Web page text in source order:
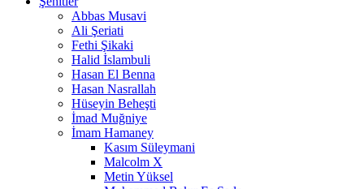
Abbas Musavi
Ali Şeriati
Fethi Şikaki
Halid İslambuli
Hasan El Benna
Hasan Nasrallah
Hüseyin Beheşti
İmad Muğniye
İmam Hamaney
Kasım Süleymani
Malcolm X
Metin Yüksel